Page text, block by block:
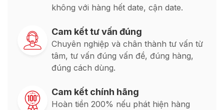
không với hàng hết date, cận date.
Cam kết tư vấn đúng
Chuyên nghiệp và chân thành tư vấn từ
tâm, tư vấn đúng vấn đề, đúng hàng,
đúng cách dùng.
Cam kết chính hãng
Hoàn tiền 200% nếu phát hiện hàng